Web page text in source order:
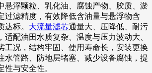
悬浮颗粒、乳化油、腐蚀产物、胶质、淤
过滤精度，有效降低含油量与悬浮物含
达标。 大流量滤芯通量大、压降低、耐污
适配油田水质复杂、温度与压力波动大、
工况，结构牢固、使用寿命长，安装更换
水管路、防地层堵塞、减少设备腐蚀，提
性与安全性。